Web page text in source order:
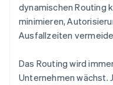
dynamischen Routing
minimieren,
Ausfallzeiten
Das Routing wird
Unternehmen wächst.